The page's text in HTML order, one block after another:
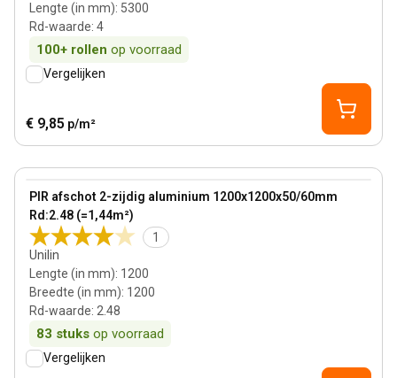
Lengte (in mm): 5300
Rd-waarde: 4
100+ rollen op voorraad
Vergelijken
€ 9,85 p/m²
PIR afschot 2-zijdig aluminium 1200x1200x50/60mm
Rd:2.48 (=1,44m²)
1
Unilin
Lengte (in mm): 1200
Breedte (in mm): 1200
Rd-waarde: 2.48
83 stuks op voorraad
View product
Vergelijken